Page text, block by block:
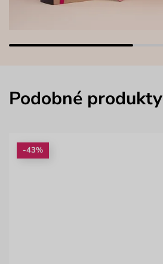
Podobné produkty
-43%